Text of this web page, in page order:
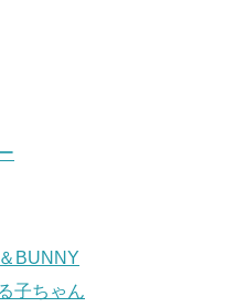
BUNNY
子ちゃん